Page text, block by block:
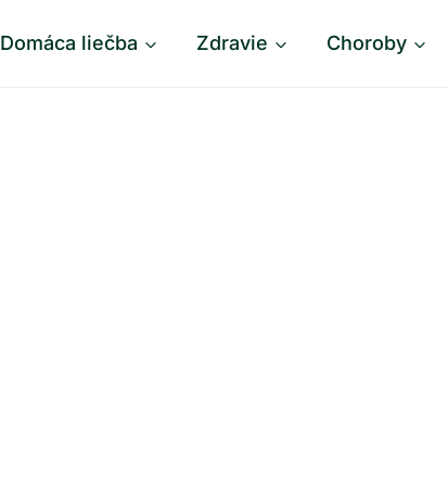
Domáca liečba Zdravie Choroby